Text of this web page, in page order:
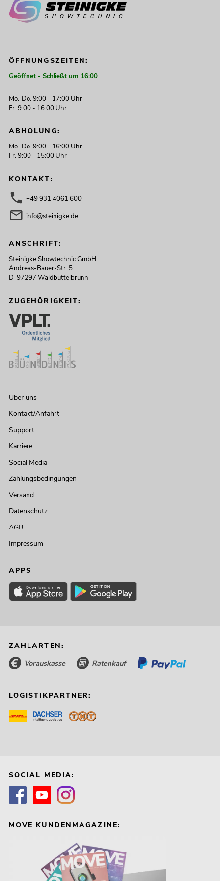
ÖFFNUNGSZEITEN:
Geöffnet - Schließt um 16:00
Mo.-Do. 9:00 - 17:00 Uhr
Fr. 9:00 - 16:00 Uhr
ABHOLUNG:
Mo.-Do. 9:00 - 16:00 Uhr
Fr. 9:00 - 15:00 Uhr
KONTAKT:
+49 931 4061 600
info@steinigke.de
ANSCHRIFT:
Steinigke Showtechnic GmbH
Andreas-Bauer-Str. 5
D-97297 Waldbüttelbrunn
ZUGEHÖRIGKEIT:
Über uns
Kontakt/Anfahrt
Support
Karriere
Social Media
Zahlungsbedingungen
Versand
Datenschutz
AGB
Impressum
APPS
ZAHLARTEN:
Vorauskasse Ratenkauf
LOGISTIKPARTNER:
SOCIAL MEDIA:
MOVE KUNDENMAGAZINE: